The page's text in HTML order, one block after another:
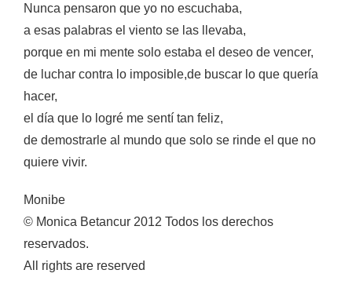
Nunca pensaron que yo no escuchaba,
a esas palabras el viento se las llevaba,
porque en mi mente solo estaba el deseo de vencer,
de luchar contra lo imposible,de buscar lo que quería
hacer,
el día que lo logré me sentí tan feliz,
de demostrarle al mundo que solo se rinde el que no
quiere vivir.
Monibe
© Monica Betancur 2012 Todos los derechos
reservados.
All rights are reserved